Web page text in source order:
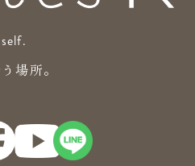
場所。